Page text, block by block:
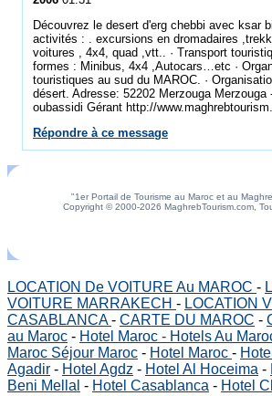
Découvrez le desert d'erg chebbi avec ksar
activités : . excursions en dromadaires
voitures , 4x4, quad ,vtt.. · Transport
formes : Minibus, 4x4 ,Autocars…etc ·
touristiques au sud du MAROC. ·
désert. Adresse: 52202 Merzouga Merzouga
oubassidi Gérant http://
Répondre à ce message
"1er Portail de Tourisme au Maroc et au
Copyright © 2000-2026 MaghrebTourism.com,
LOCATION De VOITURE Au MAROC -
VOITURE MARRAKECH - LOCATION
CASABLANCA- CARTE DU MAROC -
au Maroc - Hotel Maroc - Hotels Au
Maroc Séjour Maroc - Hotel Maroc -
Agadir - Hotel Agdz - Hotel Al Hoceima -
Beni Mellal - Hotel Casablanca - Hotel